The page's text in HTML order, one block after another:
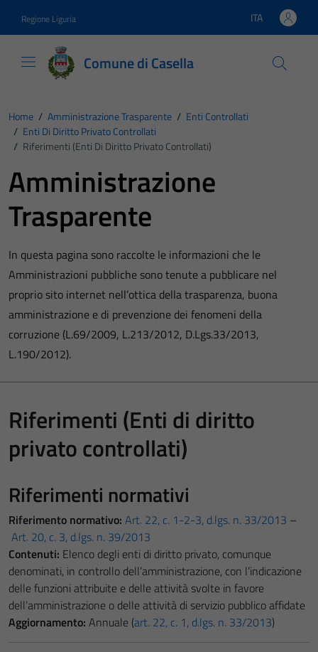
Regione Liguria Lingua attiva:
ITA
Comune di Casella
Home / Amministrazione Trasparente / Enti Controllati
/ Enti Di Diritto Privato Controllati
/ Riferimenti (Enti Di Diritto Privato Controllati)
Amministrazione
Trasparente
In questa pagina sono raccolte le informazioni che le
Amministrazioni pubbliche sono tenute a pubblicare nel
proprio sito internet nell’ottica della trasparenza, buona
amministrazione e di prevenzione dei fenomeni della
corruzione (L.69/2009, L.213/2012, D.Lgs.33/2013,
L.190/2012).
Riferimenti (Enti di diritto
privato controllati)
Riferimenti normativi
Riferimento normativo: Art. 22, c. 1-2-3, d.lgs. n. 33/2013 –
Art. 20, c. 3, d.lgs. n. 39/2013
Contenuti: Elenco degli enti di diritto privato, comunque
denominati, in controllo dell’amministrazione, con l’indicazione
delle funzioni attribuite e delle attività svolte in favore
dell’amministrazione o delle attività di servizio pubblico affidate
Aggiornamento: Annuale (art. 22, c. 1, d.lgs. n. 33/2013)